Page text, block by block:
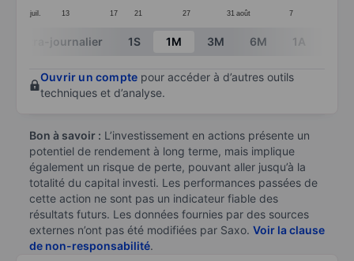
juil. 13 17 21 27 31 août 7
End of interactive chart.
Intra-journalier 1S 1M 3M 6M 1A
Ouvrir un compte pour accéder à d’autres outils
techniques et d’analyse.
Bon à savoir : L’investissement en actions présente un
potentiel de rendement à long terme, mais implique
également un risque de perte, pouvant aller jusqu’à la
totalité du capital investi. Les performances passées de
cette action ne sont pas un indicateur fiable des
résultats futurs. Les données fournies par des sources
externes n’ont pas été modifiées par Saxo. Voir la clause
de non-responsabilité.